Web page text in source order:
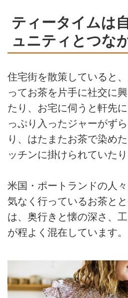
ティータイムは
ュニティとつな
住宅街を散策していると
ってお茶を片手に社交に
たり、お宅に伺うと軒先
っぷり入ったジャーがず
り、はたまたお茶で染め
ッチンに掛けられていたり
米国・ポートランドの人
気なく行っているお茶と
は、奥行きと懐の深さ、
が程よく混在しています。